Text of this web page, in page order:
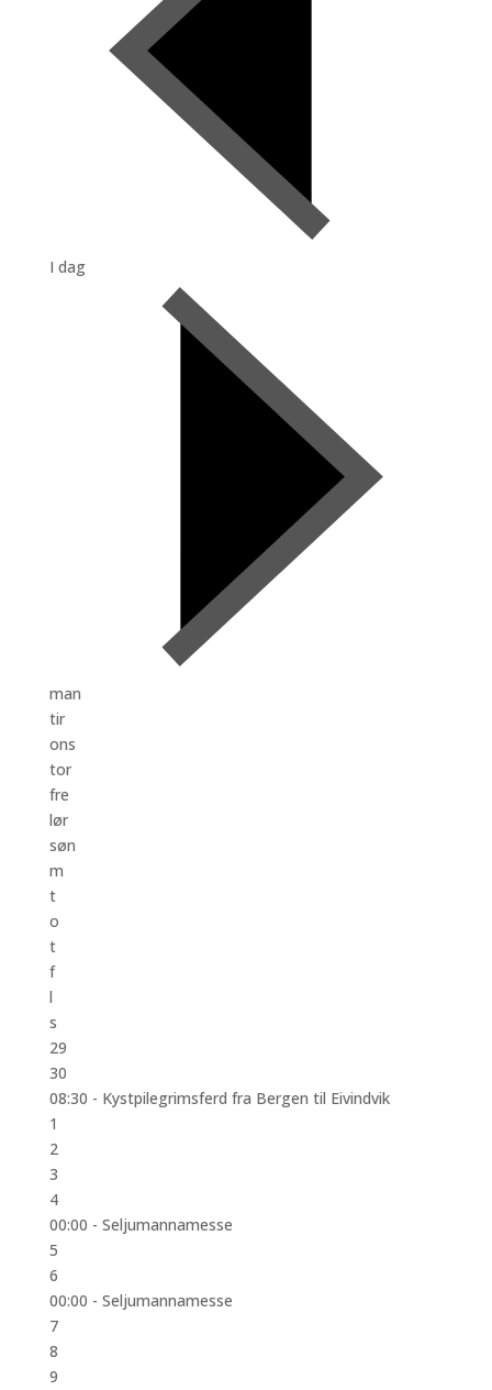
I dag
man
tir
ons
tor
fre
lør
søn
m
t
o
t
f
l
s
29
30
08:30 - Kystpilegrimsferd fra Bergen til Eivindvik
1
2
3
4
00:00 - Seljumannamesse
5
6
00:00 - Seljumannamesse
7
8
9